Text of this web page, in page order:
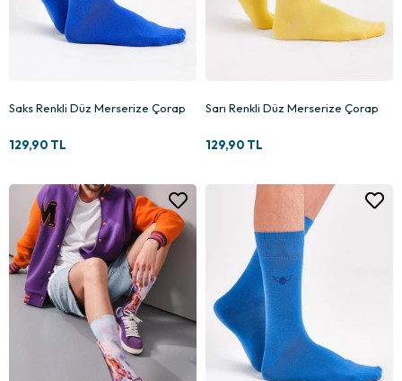
Saks Renkli Düz Merserize Çorap
129,90 TL
Sarı Renkli Düz Merserize Çorap
129,90 TL